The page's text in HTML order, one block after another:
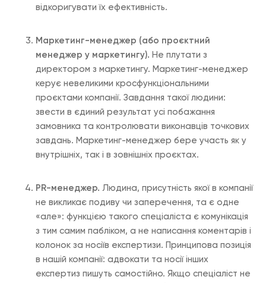
відкоригувати їх ефективність.
Маркетинг-менеджер (або проєктний
менеджер у маркетингу). Не плутати з
директором з маркетингу. Маркетинг-менеджер
керує невеликими кросфункціональними
проєктами компанії. Завдання такої людини:
звести в єдиний результат усі побажання
замовника та контролювати виконавців точкових
завдань. Маркетинг-менеджер бере участь як у
внутрішніх, так і в зовнішніх проєктах.
PR-менеджер. Людина, присутність якої в компанії
не викликає подиву чи заперечення, та є одне
«але»: функцією такого спеціаліста є комунікація
з тим самим пабліком, а не написання коментарів і
колонок за носіїв експертизи. Принципова позиція
в нашій компанії: адвокати та носії інших
експертиз пишуть самостійно. Якщо спеціаліст не